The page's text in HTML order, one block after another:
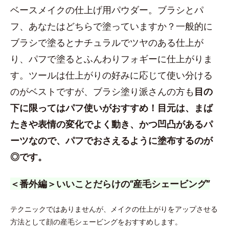
ベースメイクの仕上げ用パウダー。ブラシとパ
フ、あなたはどちらで塗っていますか？一般的に
ブラシで塗るとナチュラルでツヤのある仕上が
り、パフで塗るとふんわりフォギーに仕上がりま
す。ツールは仕上がりの好みに応じて使い分ける
のがベストですが、ブラシ塗り派さんの方も 目の
下に限ってはパフ使いがおすすめ！目元は、まば
たきや表情の変化でよく動き、かつ凹凸があるパ
ーツなので、パフでおさえるように塗布するのが
◎です。
＜番外編＞いいことだらけの“産毛シェービング”
テクニックではありませんが、メイクの仕上がりをアップさせる
方法として顔の産毛シェービングをおすすめします。